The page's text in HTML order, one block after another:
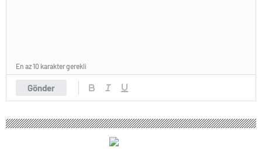
Gönder
En az 10 karakter gerekli